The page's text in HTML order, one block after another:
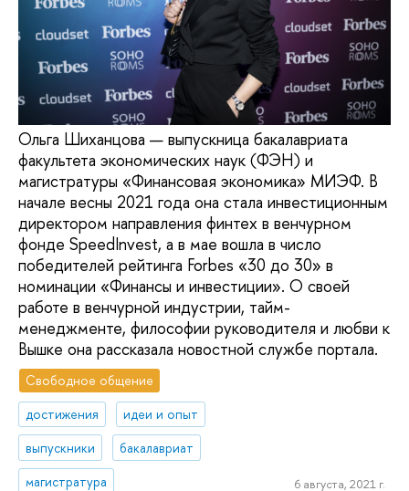
Ольга Шиханцова — выпускница бакалавриата
факультета экономических наук (ФЭН) и
магистратуры «Финансовая экономика» МИЭФ. В
начале весны 2021 года она стала инвестиционным
директором направления финтех в венчурном
фонде SpeedInvest, а в мае вошла в число
победителей рейтинга Forbes «30 до 30» в
номинации «Финансы и инвестиции». О своей
работе в венчурной индустрии, тайм-
менеджменте, философии руководителя и любви к
Вышке она рассказала новостной службе портала.
Свободное общение
достижения
идеи и опыт
выпускники
бакалавриат
магистратура
6 августа, 2021 г.